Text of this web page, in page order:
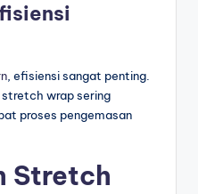
, efisiensi sangat penting.
stretch wrap sering
proses pengemasan
Stretch